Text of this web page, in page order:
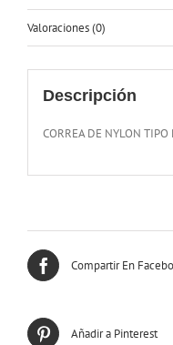
Valoraciones (0)
Descripción
CORREA DE NYLON
Compartir En
Añadir a Pinterest